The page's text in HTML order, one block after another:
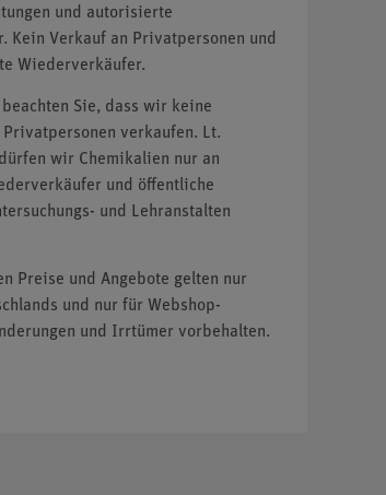
und autorisierte
Kein Verkauf an Privatpersonen und
Wiederverkäufer.
Sie, dass wir keine
verkaufen. Lt.
wir Chemikalien nur an
und öffentliche
und Lehranstalten
Preise und Angebote gelten nur
und nur für Webshop-
und Irrtümer vorbehalten.